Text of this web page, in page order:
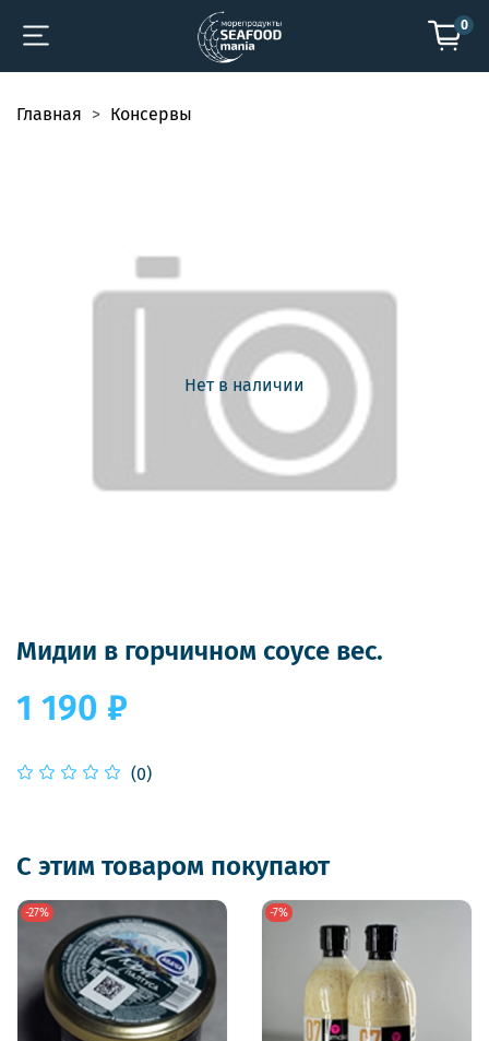
0
Главная Консервы
Нет в наличии
Мидии в горчичном соусе вес.
(0)
1 190 ₽
С этим товаром покупают
-27% -7%